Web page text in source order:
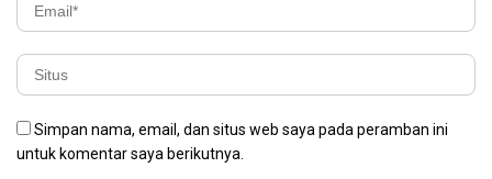
Simpan nama, email, dan situs web saya pada peramban ini
untuk komentar saya berikutnya.